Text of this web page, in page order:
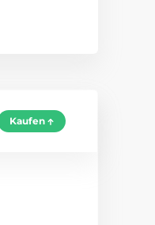
Kaufen